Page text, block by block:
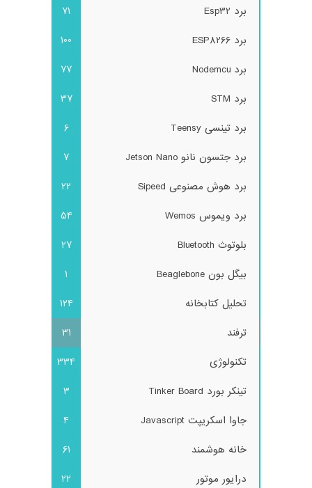
برد Esp32
71
برد ESP8266
100
برد Nodemcu
77
برد STM
37
برد تینسی Teensy
6
برد جتسون نانو Jetson Nano
7
برد هوش مصنوعی Sipeed
22
برد ویموس Wemos
54
بلوتوث Bluetooth
27
بیگل بون Beaglebone
1
تحلیل کتابخانه
124
ترفند
31
تکنولوژی
334
تینکر بورد Tinker Board
3
جاوا اسکریپت Javascript
4
خانه هوشمند
61
درایور موتور
22